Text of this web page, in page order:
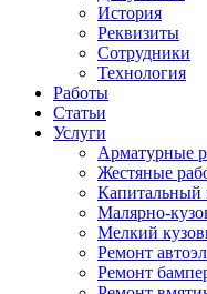
История
Реквизиты
Сотрудники
Технология
Работы
Статьи
Услуги
Арматурные
Жестяные
Капитальный
Малярно-
Мелкий
Ремонт
Ремонт